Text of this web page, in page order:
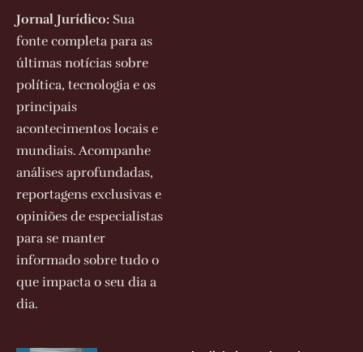
Jornal Jurídico: Sua
fonte completa para as
últimas notícias sobre
política, tecnologia e os
principais
acontecimentos locais e
mundiais. Acompanhe
análises aprofundadas,
reportagens exclusivas e
opiniões de especialistas
para se manter
informado sobre tudo o
que impacta o seu dia a
dia.